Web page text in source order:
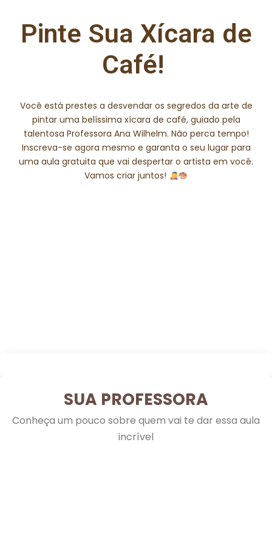
Pinte Sua Xícara de
Café!
Você está prestes a desvendar os segredos da arte de
pintar uma belíssima xícara de café, guiado pela
talentosa Professora Ana Wilhelm. Não perca tempo!
Inscreva-se agora mesmo e garanta o seu lugar para
uma aula gratuita que vai despertar o artista em você.
Vamos criar juntos!
SUA PROFESSORA
Conheça um pouco sobre quem vai te dar essa aula
incrível